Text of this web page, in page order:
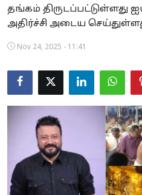
Sports
Special Story
Business
Tamilnadu
National
World
தங்கம் திருடப்பட்டுள்ளது
அதிர்ச்சி அடைய
Nov 24, 2025 - 11:41